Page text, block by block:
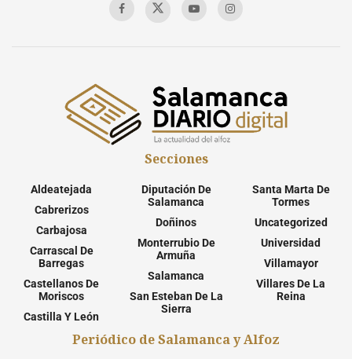
Secciones
Aldeatejada
Cabrerizos
Carbajosa
Carrascal De
Barregas
Castellanos De
Moriscos
Castilla Y León
Diputación De
Salamanca
Doñinos
Monterrubio De
Armuña
Salamanca
San Esteban De La
Sierra
Santa Marta De
Tormes
Uncategorized
Universidad
Villamayor
Villares De La
Reina
Periódico de Salamanca y Alfoz